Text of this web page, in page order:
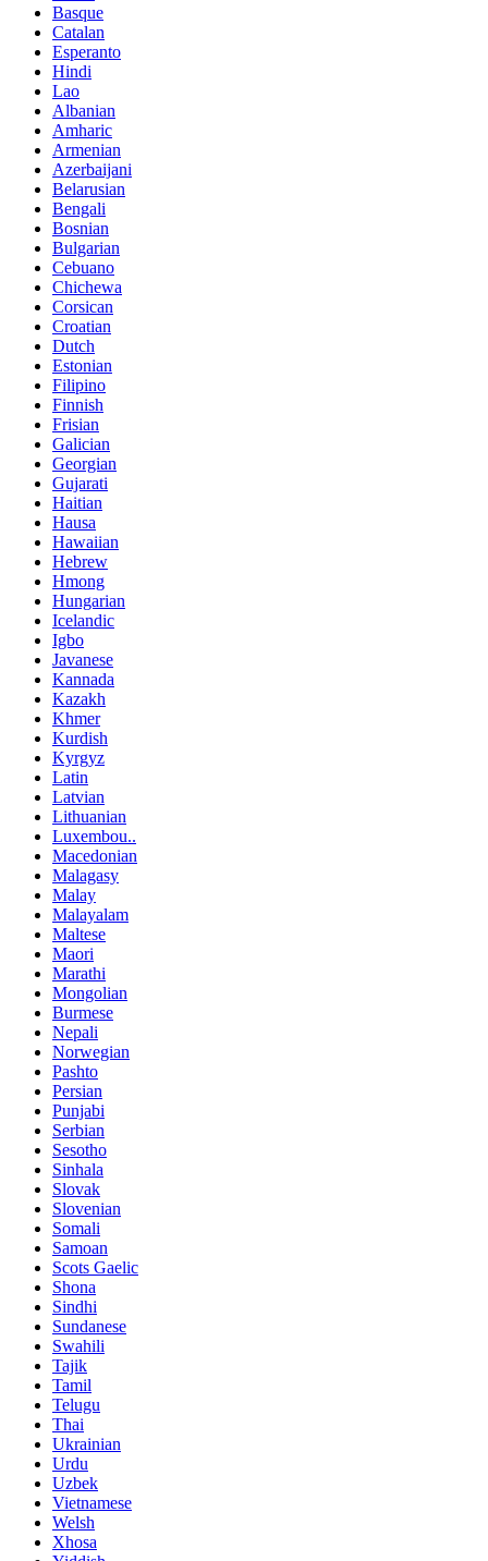
Basque
Catalan
Esperanto
Hindi
Lao
Albanian
Amharic
Armenian
Azerbaijani
Belarusian
Bengali
Bosnian
Bulgarian
Cebuano
Chichewa
Corsican
Croatian
Dutch
Estonian
Filipino
Finnish
Frisian
Galician
Georgian
Gujarati
Haitian
Hausa
Hawaiian
Hebrew
Hmong
Hungarian
Icelandic
Igbo
Javanese
Kannada
Kazakh
Khmer
Kurdish
Kyrgyz
Latin
Latvian
Lithuanian
Luxembou..
Macedonian
Malagasy
Malay
Malayalam
Maltese
Maori
Marathi
Mongolian
Burmese
Nepali
Norwegian
Pashto
Persian
Punjabi
Serbian
Sesotho
Sinhala
Slovak
Slovenian
Somali
Samoan
Scots Gaelic
Shona
Sindhi
Sundanese
Swahili
Tajik
Tamil
Telugu
Thai
Ukrainian
Urdu
Uzbek
Vietnamese
Welsh
Xhosa